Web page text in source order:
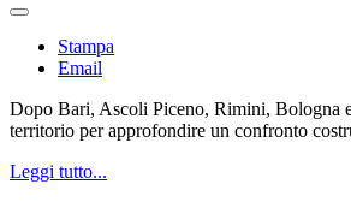
Stampa
Email
Dopo Bari, Ascoli Piceno, Rimini, Bologna
territorio per approfondire un confronto
Leggi tutto...